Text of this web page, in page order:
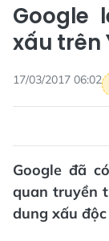
Google
xấu trên
17/03/2017 06:02
Google đã
quan truyền
dung xấu